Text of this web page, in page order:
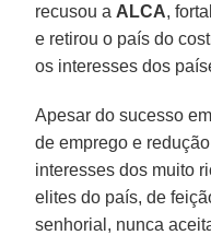
recusou a ALCA,
e retirou o país do
os interesses dos
Apesar do sucesso
de emprego e
interesses dos muito
elites do país, de
senhorial, nunca